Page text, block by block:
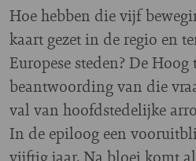
Hoe hebben die vijf
kaart gezet in de regio en
Europese steden? De
beantwoording van die
val van hoofdstedelijke
In de epiloog een
vijftig jaar. Na bloei komt